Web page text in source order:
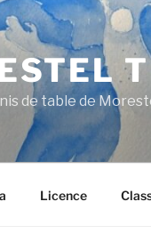
de table de
Licence